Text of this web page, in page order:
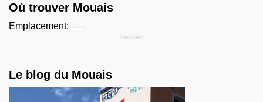
Où trouver Mouais
Emplacement:
Le blog du Mouais